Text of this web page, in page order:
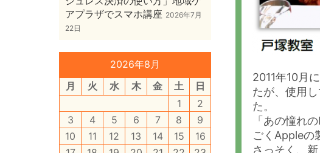
2011年10月
たが、使用
た。
「あの憧れ
ごくAppleの
さっそく、
アプラザでスマホ講座 2026年7月
22日
2026年8月
月
火 水 木 金 土
日
1
2
3
4 5 6 7 8
9
10
11 12 13 14 15
16